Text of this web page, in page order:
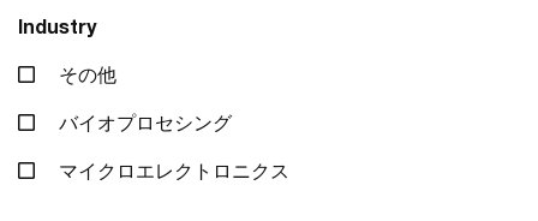
Industry
その他
バイオプロセシング
マイクロエレクトロニクス